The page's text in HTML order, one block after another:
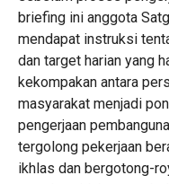
briefing ini anggota
mendapat instruksi
dan target harian yang
kekompakan antara
masyarakat menjadi
pengerjaan
tergolong pekerjaan
ikhlas dan bergotong-